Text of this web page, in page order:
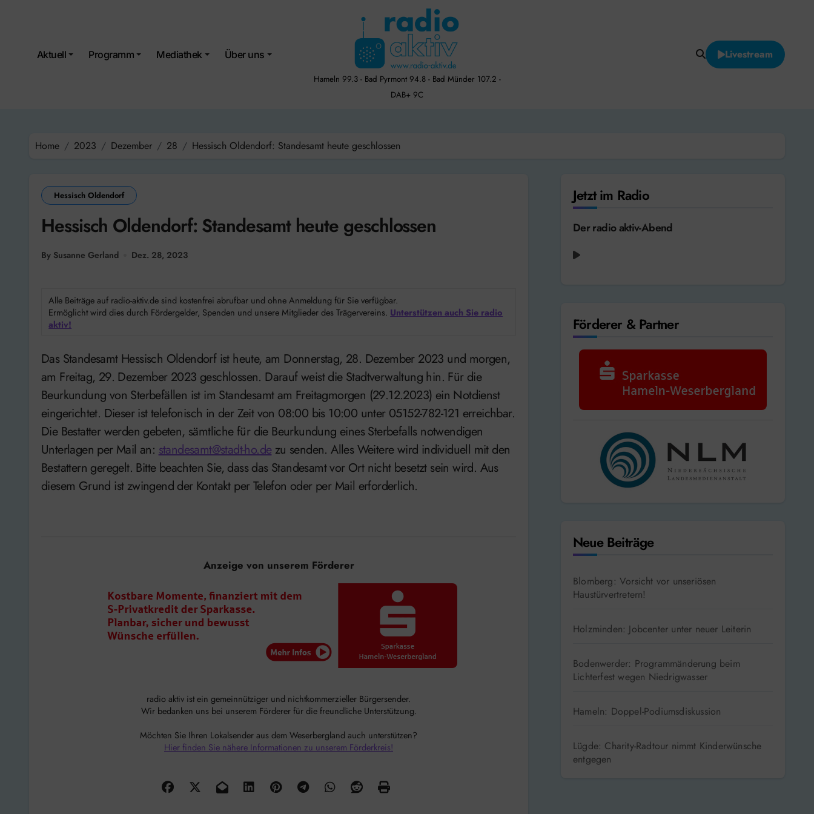
Aktuell Programm Mediathek Über uns
Hameln 99.3 - Bad Pyrmont 94.8 - Bad Münder 107.2 -
DAB+ 9C
Livestream
Home 2023 Dezember 28 Hessisch Oldendorf: Standesamt heute geschlossen
Hessisch Oldendorf
Hessisch Oldendorf: Standesamt heute geschlossen
By Susanne Gerland Dez. 28, 2023
Alle Beiträge auf radio-aktiv.de sind kostenfrei abrufbar und ohne Anmeldung für Sie verfügbar.
Ermöglicht wird dies durch Fördergelder, Spenden und unsere Mitglieder des Trägervereins. Unterstützen auch Sie radio
aktiv!
Das Standesamt Hessisch Oldendorf ist heute, am Donnerstag, 28. Dezember 2023 und morgen,
am Freitag, 29. Dezember 2023 geschlossen. Darauf weist die Stadtverwaltung hin. Für die
Beurkundung von Sterbefällen ist im Standesamt am Freitagmorgen (29.12.2023) ein Notdienst
eingerichtet. Dieser ist telefonisch in der Zeit von 08:00 bis 10:00 unter 05152-782-121 erreichbar.
Die Bestatter werden gebeten, sämtliche für die Beurkundung eines Sterbefalls notwendigen
Unterlagen per Mail an: standesamt@stadt-ho.dezu senden. Alles Weitere wird individuell mit den
Bestattern geregelt. Bitte beachten Sie, dass das Standesamt vor Ort nicht besetzt sein wird. Aus
diesem Grund ist zwingend der Kontakt per Telefon oder per Mail erforderlich.
Anzeige von unserem Förderer
radio aktiv ist ein gemeinnütziger und nichtkommerzieller Bürgersender.
Wir bedanken uns bei unserem Förderer für die freundliche Unterstützung.
Möchten Sie Ihren Lokalsender aus dem Weserbergland auch unterstützen?
Hier finden Sie nähere Informationen zu unserem Förderkreis!
Jetzt im Radio
Der radio aktiv-Abend
Förderer & Partner
Neue Beiträge
Blomberg: Vorsicht vor unseriösen
Haustürvertretern!
Holzminden: Jobcenter unter neuer Leiterin
Bodenwerder: Programmänderung beim
Lichterfest wegen Niedrigwasser
Hameln: Doppel-Podiumsdiskussion
Lügde: Charity-Radtour nimmt Kinderwünsche
entgegen